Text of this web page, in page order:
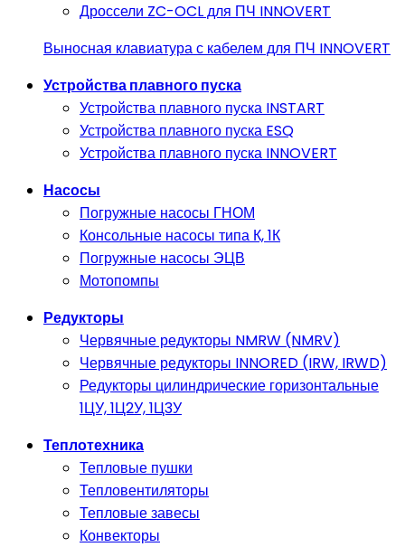
Дроссели ZC-OCL для ПЧ INNOVERT
Выносная клавиатура с кабелем для ПЧ INNOVERT
Устройства плавного пуска
Устройства плавного пуска INSTART
Устройства плавного пуска ESQ
Устройства плавного пуска INNOVERT
Насосы
Погружные насосы ГНОМ
Консольные насосы типа К, 1К
Погружные насосы ЭЦВ
Мотопомпы
Редукторы
Червячные редукторы NMRW (NMRV)
Червячные редукторы INNORED (IRW, IRWD)
Редукторы цилиндрические горизонтальные
1ЦУ, 1Ц2У, 1Ц3У
Теплотехника
Тепловые пушки
Тепловентиляторы
Тепловые завесы
Конвекторы